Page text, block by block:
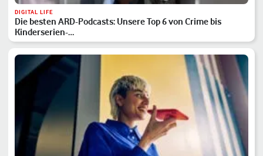
DIGITAL LIFE
Die besten ARD-Podcasts: Unsere Top 6 von Crime bis
Kinderserien-…